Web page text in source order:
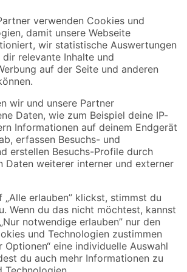
Angebote und Aktionen mehr verpassen!
Versandarten
herunterladen